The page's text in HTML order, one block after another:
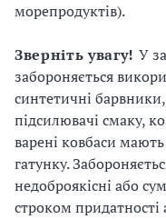
морепродуктів).
Звернітьувагу! У
забороняється
синтетичні
підсилювачі смаку,
варені ковбаси
гатунку.
недоброякісні або
строком